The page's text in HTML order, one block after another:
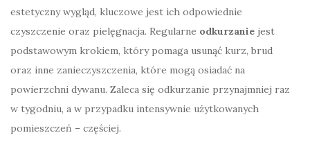
estetyczny wygląd, kluczowe jest ich odpowiednie
czyszczenie oraz pielęgnacja. Regularne odkurzanie jest
podstawowym krokiem, który pomaga usunąć kurz, brud
oraz inne zanieczyszczenia, które mogą osiadać na
powierzchni dywanu. Zaleca się odkurzanie przynajmniej raz
w tygodniu, a w przypadku intensywnie użytkowanych
pomieszczeń – częściej.